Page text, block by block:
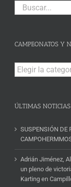
Buscar:
CAMPEONATOS Y
Campeonatos
y
ÚLTIMAS NOTICIAS
SUSPENSIÓN DE
Adrián Jiménez,
un pleno de
Karting en